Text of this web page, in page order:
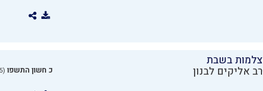
בשבת
אליקים לבנון כ חשון התשפו (11.11.2025)